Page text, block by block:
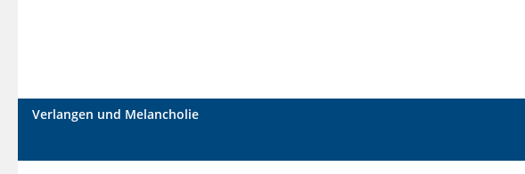
Verlangen und Melancholie